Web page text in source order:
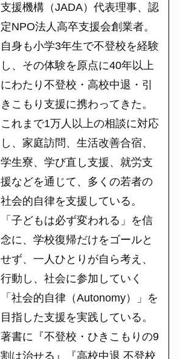
支援機構（JADA）代表理事、認
定NPO法人高卒支援会創業者。
自身も小学3年生で不登校を経験
し、その体験を原点に40年以上
にわたり不登校・高校中退・引
きこもり支援に携わってきた。
これまで1万人以上の相談に対応
し、家庭訪問、生活改善合宿、
学生寮、学び直し支援、就労支
援などを通じて、多くの若者の
社会的自律を支援している。
「子どもは必ず変われる」を信
念に、学校復帰だけをゴールと
せず、一人ひとりが自ら考え、
行動し、社会に参加していく
「社会的自律（Autonomy）」を
目指した支援を実践している。
著書に『不登校・ひきこもりの9
割は治せる』『高校中退 不登校